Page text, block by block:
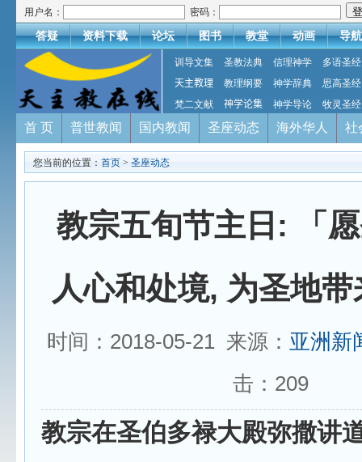
用户名： 密码：
答疑 资料下载 论坛 图书 教堂 动画 导航
训导文集 圣教法典 信理神学
多语圣经
天主教理
教理纲要 神学辞典
思高圣经
梵二文献
神学论集 神学导论 牧灵圣经
首 页 普世教闻 国内教闻 圣座动态 海外华人 社
您当前的位置： 首页 > 圣座动态
教宗五旬节主日: 「
人心和处境, 为圣地
时间：2018-05-21 来源： 亚洲新
击： 209
教宗在圣伯多禄大殿弥撒讲